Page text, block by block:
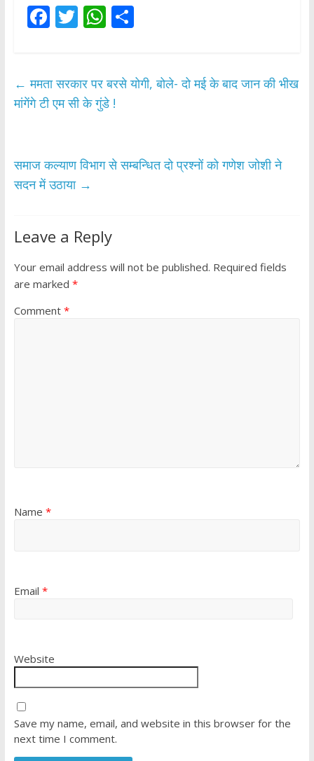
F
b
o
T
er
W
s
A
p
S
e
← ममता सरकार पर बरसे योगी, बोले- दो मई के बाद जान की भीख
मांगेंगे टी एम सी के गुंडे !
समाज कल्याण विभाग से सम्बन्धित दो प्रश्नों को गणेश जोशी ने
सदन में उठाया →
Leave a Reply
Your email address will not be published. Required fields
are marked *
Comment *
Name *
Email *
Website
Save my name, email, and website in this browser for the
next time I comment.